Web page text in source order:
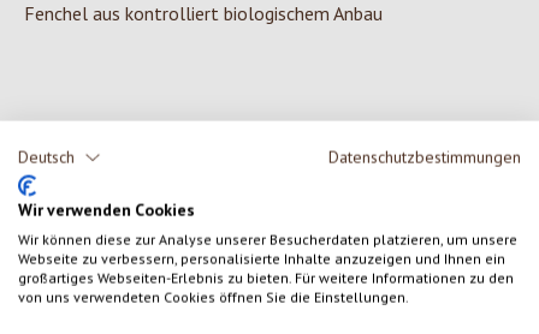
Deutsch Datenschutzbestimmungen
Wir verwenden Cookies
Wir können diese zur Analyse unserer Besucherdaten platzieren, um unsere
Webseite zu verbessern, personalisierte Inhalte anzuzeigen und Ihnen ein
großartiges Webseiten-Erlebnis zu bieten. Für weitere Informationen zu den
von uns verwendeten Cookies öffnen Sie die Einstellungen.
Fenchel aus kontrolliert biologischem Anbau
Durchschnittliche Bewertung von 0 von 5 Sternen
Gib eine Bewertung ab!
Teile deine Erfahrungen mit dem Produkt mit anderen Kunden.